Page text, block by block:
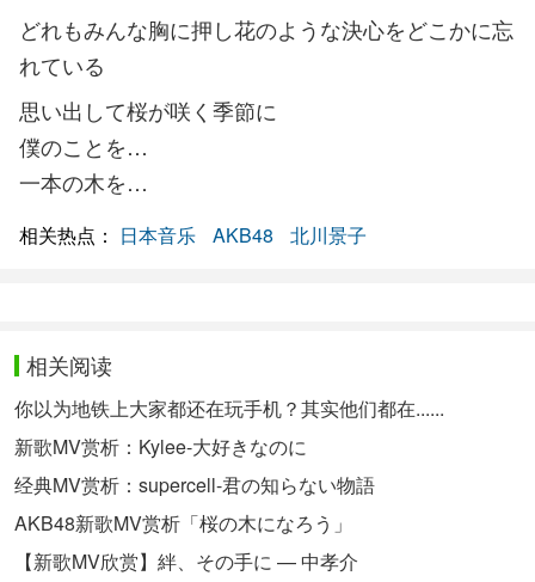
どれもみんな胸に押し花のような決心をどこかに忘
れている
思い出して桜が咲く季節に
僕のことを…
一本の木を…
相关热点： 日本音乐 AKB48 北川景子
相关阅读
你以为地铁上大家都还在玩手机？其实他们都在......
新歌MV赏析：Kylee-大好きなのに
经典MV赏析：supercell-君の知らない物語
AKB48新歌MV赏析「桜の木になろう」
【新歌MV欣赏】絆、その手に — 中孝介